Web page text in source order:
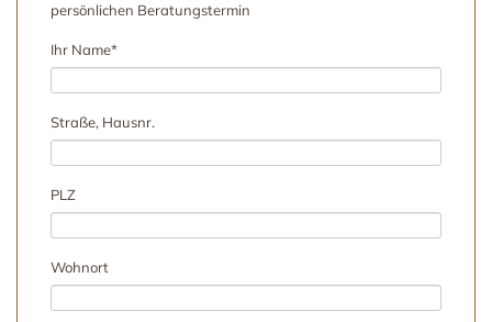
persönlichen Beratungstermin
Pflichtfeld
Ihr Name*
Straße, Hausnr.
PLZ
Wohnort